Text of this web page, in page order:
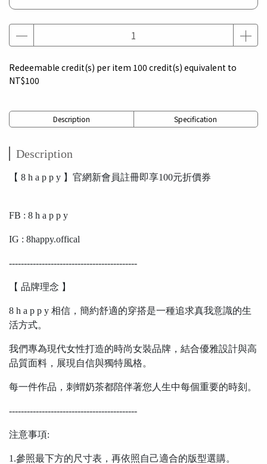
Redeemable credit(s) per item 100 credit(s) equivalent to
NT$100
Description Specification
Description
【 8 h a p p y 】官網新會員註冊即享100元折價券
FB : 8 h a p p y
IG : 8happy.offical
-------------------------------------------
【 品牌理念 】
8 h a p p y 相信，簡約舒適的穿搭是一種追求真我意識的生
活方式。
我們專為現代女性打造的時尚女裝品牌，結合優雅設計與高
品質面料，展現自信與獨特風格。
每一件作品，刺蝟奶茶都陪伴著您人生中每個重要的時刻。
-------------------------------------------
注意事項:
1.參照最下方的尺寸表，再依照自己適合的版型選購。